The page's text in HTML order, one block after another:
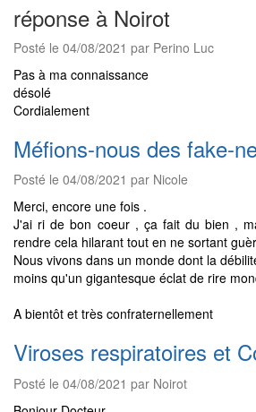
réponse à Noirot
Posté le 04/08/2021 par Perino Luc
Pas à ma connaissance
désolé
Cordialement
Méfions-nous des fake-
Posté le 04/08/2021 par Nicole
Merci, encore une fois .
J'ai ri de bon coeur , ça fait du bien ,
rendre cela hilarant tout en ne sortant
Nous vivons dans un monde dont la
moins qu'un gigantesque éclat de rire
A bientôt et très confraternellement
Viroses respiratoires et
Posté le 04/08/2021 par Noirot